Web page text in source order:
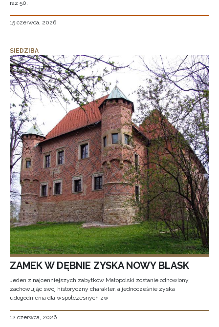
raz 50.
15 czerwca, 2026
SIEDZIBA
ZAMEK W DĘBNIE ZYSKA NOWY BLASK
Jeden z najcenniejszych zabytków Małopolski zostanie odnowiony,
zachowując swój historyczny charakter, a jednocześnie zyska
udogodnienia dla współczesnych zw
12 czerwca, 2026